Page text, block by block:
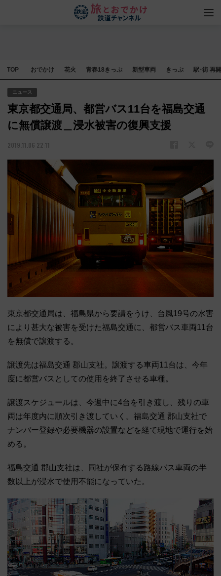
TOP おでかけ 花火 青春18きっぷ 新型車両 きっぷ 駅･街 再
ニュース
東京都交通局、都営バス11台を福島交通
に無償譲渡＿浸水被害の復興支援
2019.11.06 22:11
東京都交通局は、福島県から要請をうけ、台風19号の水害
により甚大な被害を受けた福島交通に、都営バス車両11台
を無償で譲渡する。
譲渡先は福島交通 郡山支社。譲渡する車両11台は、今年
度に都営バスとしての使用を終了させる車種。
譲渡スケジュールは、今週中に4台を引き渡し、残りの車
両は年度内に順次引き渡していく。福島交通 郡山支社で
ナンバー登録や必要機器の設置などを経て現地で運行を始
める。
福島交通 郡山支社は、同社が保有する路線バス車両の半
数以上が浸水で使用不能になっていた。